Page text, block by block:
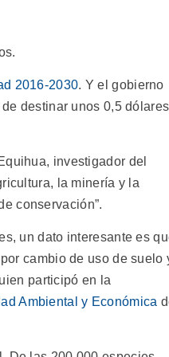
2016-2030. Y el gobierno
destinar unos 0,5 dólares
investigador del
la minería y la
conservación”.
un dato interesante es
cambio de uso de suelo
participó en la
Ambiental y Económica